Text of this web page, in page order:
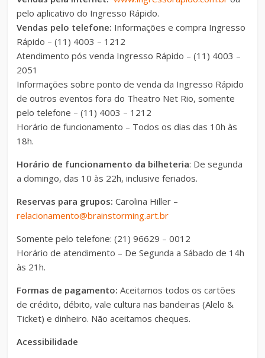
pelo aplicativo do Ingresso Rápido.
Vendas pelo telefone: Informações e compra Ingresso
Rápido – (11) 4003 – 1212
Atendimento pós venda Ingresso Rápido – (11) 4003 –
2051
Informações sobre ponto de venda da Ingresso Rápido
de outros eventos fora do Theatro Net Rio, somente
pelo telefone – (11) 4003 – 1212
Horário de funcionamento – Todos os dias das 10h às
18h.
Horário de funcionamento da bilheteria: De segunda
a domingo, das 10 às 22h, inclusive feriados.
Reservas para grupos: Carolina Hiller –
relacionamento@brainstorming.art.br
Somente pelo telefone: (21) 96629 – 0012
Horário de atendimento – De Segunda a Sábado de 14h
às 21h.
Formas de pagamento:Aceitamos todos os cartões
de crédito, débito, vale cultura nas bandeiras (Alelo &
Ticket) e dinheiro. Não aceitamos cheques.
Acessibilidade